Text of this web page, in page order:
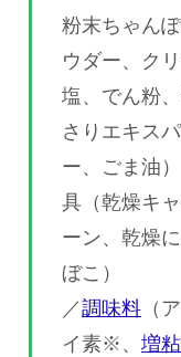
粉末ちゃん
ウダー、ク
塩、でん粉
さりエキスパ
ー、ごま油）
具（乾燥キ
ーン、乾燥
ぼこ）
／調味料 （
イ素※、 増